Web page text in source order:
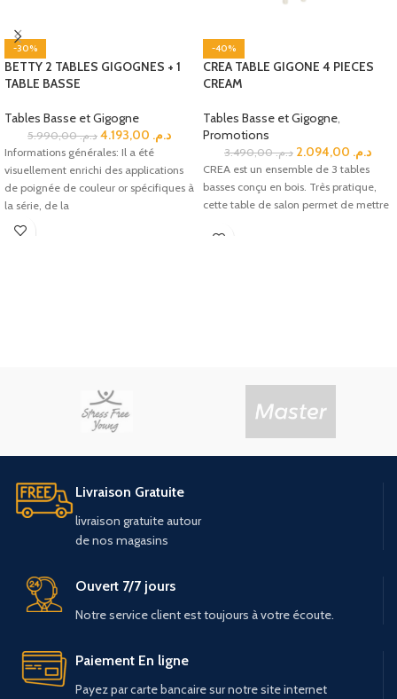
-30%
BETTY 2 TABLES GIGOGNES + 1
TABLE BASSE
Tables Basse et Gigogne
د.م.5.990,00 د.م.
Informations générales: Il a été
visuellement enrichi des applications
de poignée de couleur or spécifiques à
la série, de la
-40%
CREA TABLE GIGONE 4 PIECES
CREAM
Tables Basse et Gigogne,
Promotions
د.م.3.490,00 د.م.
CREA est un ensemble de 3 tables
basses conçu en bois. Très pratique,
cette table de salon permet de mettre
Livraison Gratuite
livraison gratuiteautour
denos magasins
Ouvert 7/7 jours
Notre service client est toujours à votre écoute.
Paiement En ligne
Payez par carte bancaire sur notre site internet